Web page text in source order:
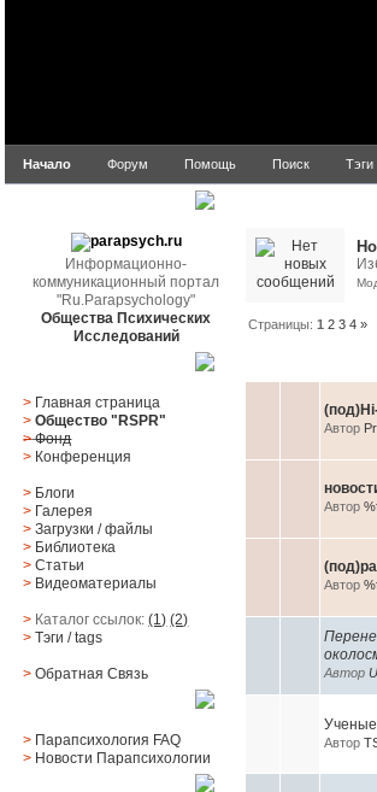
Начало Форум Помощь Поиск Тэги
Информационно-
коммуникационный портал
"Ru.Parapsychology"
Общества Психических
Исследований
> Главная страница
> Общество "RSPR"
> Фонд
> Конференция
> Блоги
> Галерея
> Загрузки/файлы
> Библиотека
> Статьи
> Видеоматериалы
> Каталог ссылок:(1) (2)
> Тэги/ tags
> Обратная Cвязь
> Парапсихология FAQ
> Новости Парапсихологии
Страницы:1 2 3 4 »
Автор
Автор
Автор
Автор
Ученые
Автор